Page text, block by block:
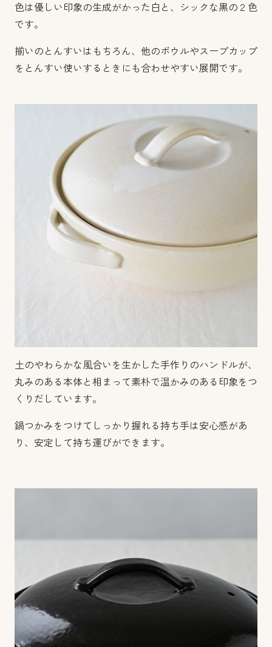
色は優しい印象の生成がかった白と、シックな黒の２色
です。
揃いのとんすいはもちろん、他のボウルやスープカップ
をとんすい使いするときにも合わせやすい展開です。
土のやわらかな風合いを生かした手作りのハンドルが、
丸みのある本体と相まって素朴で温かみのある印象をつ
くりだしています。
鍋つかみをつけてしっかり握れる持ち手は安心感があ
り、安定して持ち運びができます。